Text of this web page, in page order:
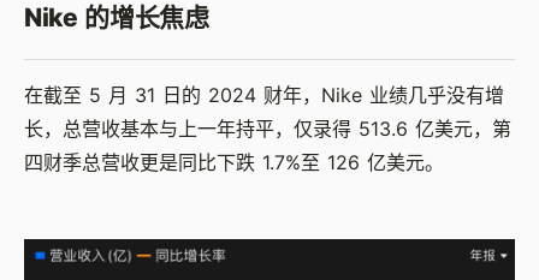
Nike 的增长焦虑‍
在截至 5 月 31 日的 2024 财年，Nike 业绩几乎没有增
长，总营收基本与上一年持平，仅录得 513.6 亿美元，第
四财季总营收更是同比下跌 1.7%至 126 亿美元。